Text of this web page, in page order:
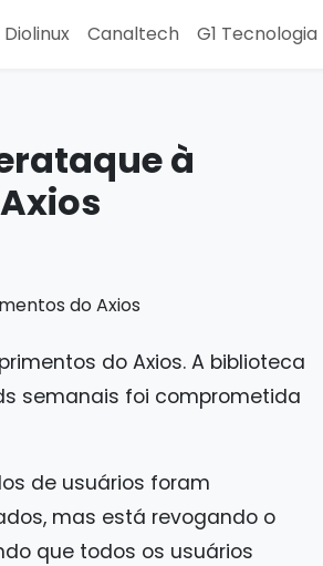
Diolinux Canaltech G1 Tecnologia
à
do Axios. A biblioteca
semanais foi comprometida
de usuários foram
mas está revogando o
que todos os usuários